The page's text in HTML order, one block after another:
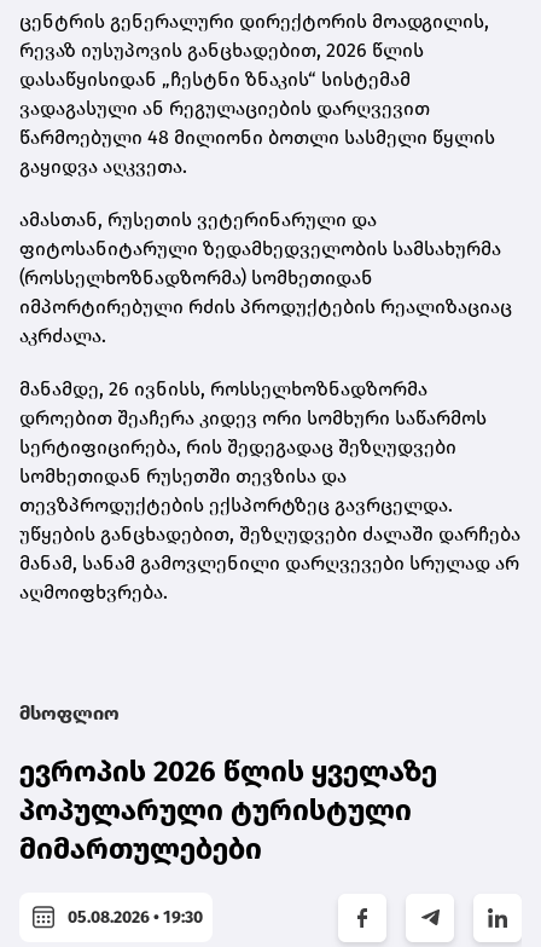
ცენტრის გენერალური დირექტორის მოადგილის,
რევაზ იუსუპოვის განცხადებით, 2026 წლის
დასაწყისიდან „ჩესტნი ზნაკის“ სისტემამ
ვადაგასული ან რეგულაციების დარღვევით
წარმოებული 48 მილიონი ბოთლი სასმელი წყლის
გაყიდვა აღკვეთა.
ამასთან, რუსეთის ვეტერინარული და
ფიტოსანიტარული ზედამხედველობის სამსახურმა
(როსსელხოზნადზორმა) სომხეთიდან
იმპორტირებული რძის პროდუქტების რეალიზაციაც
აკრძალა.
მანამდე, 26 ივნისს, როსსელხოზნადზორმა
დროებით შეაჩერა კიდევ ორი სომხური საწარმოს
სერტიფიცირება, რის შედეგადაც შეზღუდვები
სომხეთიდან რუსეთში თევზისა და
თევზპროდუქტების ექსპორტზეც გავრცელდა.
უწყების განცხადებით, შეზღუდვები ძალაში დარჩება
მანამ, სანამ გამოვლენილი დარღვევები სრულად არ
აღმოიფხვრება.
მსოფლიო
ევროპის 2026 წლის ყველაზე
პოპულარული ტურისტული
მიმართულებები
05.08.2026 • 19:30